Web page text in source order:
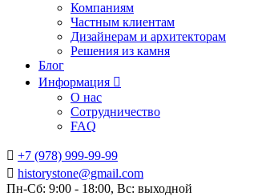
Компаниям
Частным клиентам
Дизайнерам и архитекторам
Решения из камня
Блог
Информация
О нас
Сотрудничество
FAQ
+7 (978) 999-99-99
historystone@gmail.com
Пн-Сб: 9:00 - 18:00, Вс: выходной